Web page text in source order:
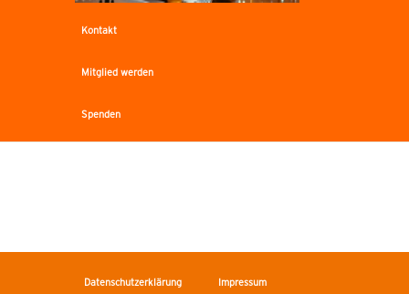
Kontakt
Mitglied werden
Spenden
Datenschutzerklärung Impressum